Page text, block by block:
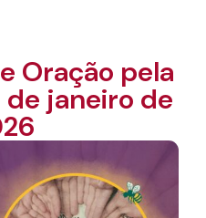
Oração pela
de janeiro de